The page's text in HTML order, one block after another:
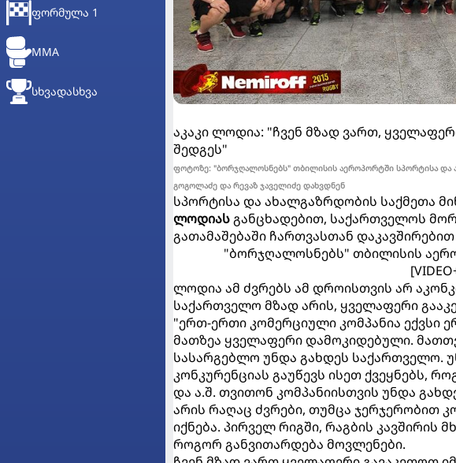
ᲤᲝᲠᲛᲣᲚᲐ 1
MMA
ᲡᲮᲕᲐᲓᲐᲡᲮᲕᲐ
აკაკი ლოდია: "ჩვენ მზად ვართ,
შედგეს"
ფოტოზე: "ბორჯღალოსნებს" თბილისის აეროპორტში სპორტისა და
გოგოლაძე და რევაზ ჯაველიძე დახვდნენ
სპორტისა და ახალგაზრდობის საქმეთა
ლოდიასგანცხადებით, საქართველოს
გათამაშებაში ჩართვასთან
"ბორჯღალოსნებს" თბილისის
ლოდია ამ ძვრებს ამ დროისთვის არ
საქართველო მზად არის, ყველაფერი
"ერთ-ერთი კომერციული კომპანია ექვსი
მათზეა ყველაფერი დამოკიდებული.
სასარგებლო უნდა გახდეს
კონკურენციას გაუწევს ისეთ ქვეყნებს,
და ა.შ. თვითონ კომპანიისთვის უნდა
არის რაღაც ძვრები, თუმცა
იქნება. პირველ რიგში, რაგბის კავშირის
როგორ განვითარდება მოვლენები.